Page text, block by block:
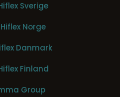
Sverige
Norge
Danmark
Finland
Group